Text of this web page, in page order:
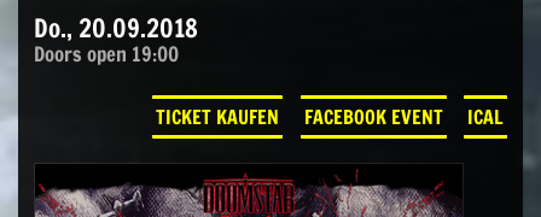
Do., 20.09.2018
Doors open 19:00
TICKET KAUFEN FACEBOOK EVENT ICAL